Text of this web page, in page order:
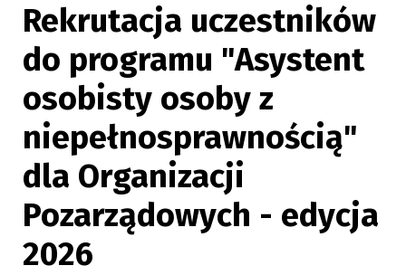
Rekrutacja uczestników
do programu "Asystent
osobisty osoby z
niepełnosprawnością"
dla Organizacji
Pozarządowych - edycja
2026